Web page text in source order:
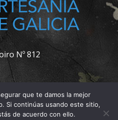
Nº 812
que te damos la mejor
Si continúas usando este sitio,
de acuerdo con ello.